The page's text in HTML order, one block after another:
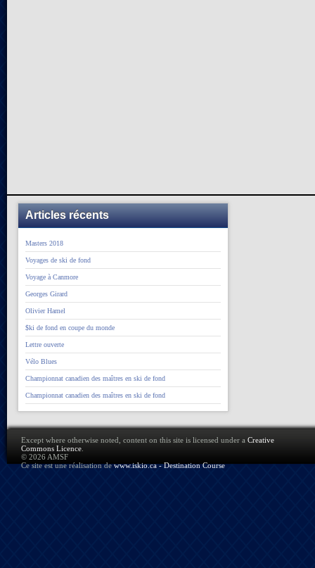
Articles récents
Masters 2018
Voyages de ski de fond
Voyage à Canmore
Georges Girard
Olivier Hamel
$ki de fond en coupe du monde
Lettre ouverte
Vélo Blues
Championnat canadien des maîtres en ski de fond
Championnat canadien des maîtres en ski de fond
Except where otherwise noted, content on this site is licensed under a Creative
Commons Licence
© 2026 AMSF
Ce site est une réalisation dewww.iskio.ca - Destination Course